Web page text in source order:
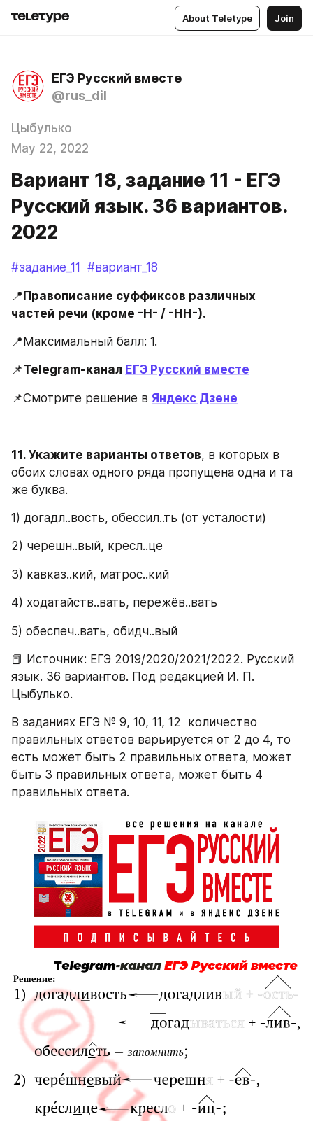
About Teletype Join
ЕГЭ Русский вместе
@rus_dil
Цыбулько
May 22, 2022
Вариант 18, задание 11 - ЕГЭ
Русский язык. 36 вариантов.
2022
#задание_11 #вариант_18
📍Правописание суффиксов различных
частей речи (кроме -Н- / -НН-).
📍Максимальный балл: 1.
📌Telegram-канал ЕГЭ Русский вместе
📌Смотрите решение в Яндекс Дзене
11. Укажите варианты ответов, в которых в
обоих словах одного ряда пропущена одна и та
же буква.
1) догадл..вость, обессил..ть (от усталости)
2) черешн..вый, кресл..це
3) кавказ..кий, матрос..кий
4) ходатайств..вать, пережёв..вать
5) обеспеч..вать, обидч..вый
📕 Источник: ЕГЭ 2019/2020/2021/2022. Русский
язык. 36 вариантов. Под редакцией И. П.
Цыбулько.
В заданиях ЕГЭ № 9, 10, 11, 12  количество
правильных ответов варьируется от 2 до 4, то
есть может быть 2 правильных ответа, может
быть 3 правильных ответа, может быть 4
правильных ответа.